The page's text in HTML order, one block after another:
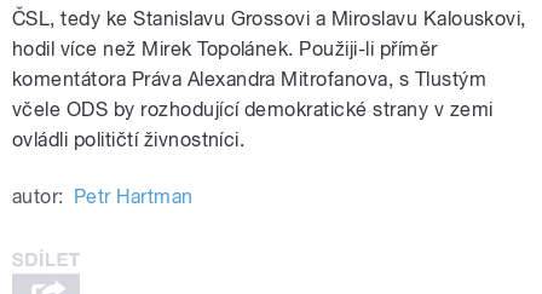
ČSL, tedy ke Stanislavu Grossovi a Miroslavu Kalouskovi,
hodil více než Mirek Topolánek. Použiji-li příměr
komentátora Práva Alexandra Mitrofanova, s Tlustým
včele ODS by rozhodující demokratické strany v zemi
ovládli političtí živnostníci.
autor: Petr Hartman